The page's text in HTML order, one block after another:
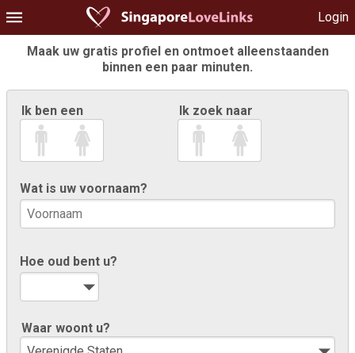
Login
Maak uw gratis profiel en ontmoet alleenstaanden
binnen een paar minuten.
Ik ben een Ik zoek naar
Wat is uw voornaam?
Hoe oud bent u?
Waar woont u?